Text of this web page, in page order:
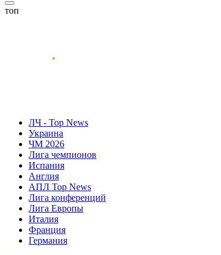
топ
ЛЧ - Top News
Украина
ЧМ 2026
Лига чемпионов
Испания
Англия
АПЛ Top News
Лига конференций
Лига Европы
Италия
Франция
Германия